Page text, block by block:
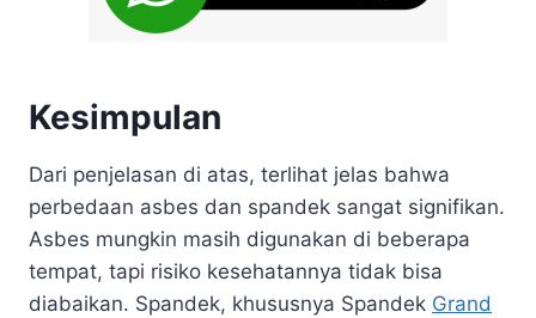
Kesimpulan
Dari penjelasan di atas, terlihat jelas bahwa
perbedaan asbes dan spandek sangat signifikan.
Asbes mungkin masih digunakan di beberapa
tempat, tapi risiko kesehatannya tidak bisa
diabaikan. Spandek, khususnya Spandek Grand